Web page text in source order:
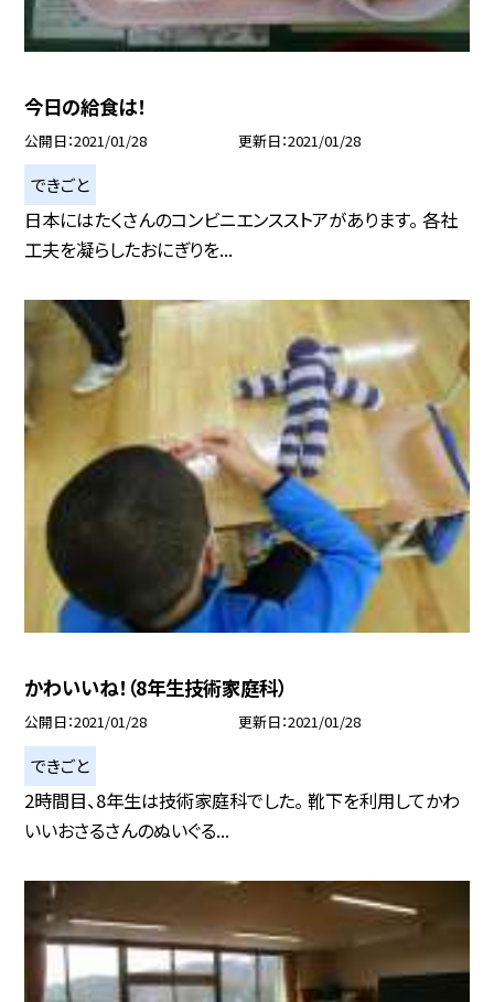
今日の給食は！
公開日 2021/01/28 更新日 2021/01/28
できごと
日本にはたくさんのコンビニエンスストアがあります。 各社
工夫を凝らしたおにぎりを...
かわいいね！（8年生技術家庭科）
公開日 2021/01/28 更新日 2021/01/28
できごと
2時間目、8年生は技術家庭科でした。 靴下を利用してかわ
いいおさるさんのぬいぐる...